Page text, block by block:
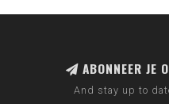
ABONNEER JE
And stay up to